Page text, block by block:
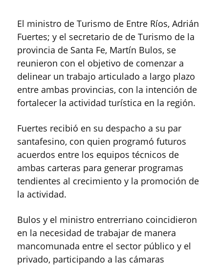
El ministro de Turismo de Entre Ríos, Adrián
Fuertes; y el secretario de de Turismo de la
provincia de Santa Fe, Martín Bulos, se
reunieron con el objetivo de comenzar a
delinear un trabajo articulado a largo plazo
entre ambas provincias, con la intención de
fortalecer la actividad turística en la región.
Fuertes recibió en su despacho a su par
santafesino, con quien programó futuros
acuerdos entre los equipos técnicos de
ambas carteras para generar programas
tendientes al crecimiento y la promoción de
la actividad.
Bulos y el ministro entrerriano coincidieron
en la necesidad de trabajar de manera
mancomunada entre el sector público y el
privado, participando a las cámaras